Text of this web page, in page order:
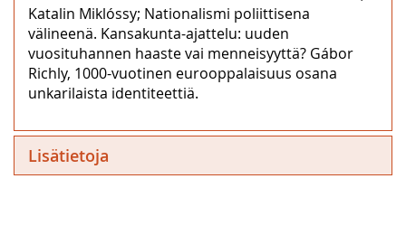
Katalin Miklóssy; Nationalismi poliittisena
välineenä. Kansakunta-ajattelu: uuden
vuosituhannen haaste vai menneisyyttä? Gábor
Richly, 1000-vuotinen eurooppalaisuus osana
unkarilaista identiteettiä.
Lisätietoja